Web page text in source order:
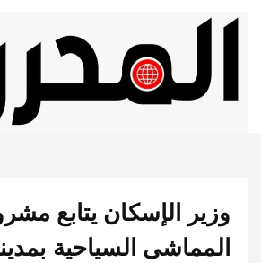
رئيس
الإدارة:
التحرير:مني
الإسكان يتابع مشروع
السياحية بمدينة